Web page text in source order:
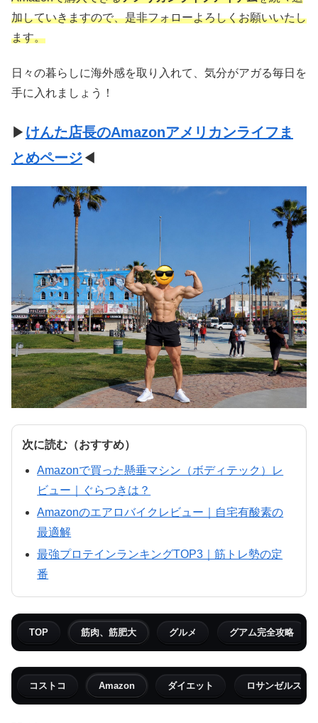
加していきますので、是非フォローよろしくお願いいたし
ます。
日々の暮らしに海外感を取り入れて、気分がアガる毎日を
手に入れましょう！
▶ けんた店長のAmazonアメリカンライフま
とめページ◀
次に読む（おすすめ）
Amazonで買った懸垂マシン（ボディテック）レ
ビュー｜ぐらつきは？
Amazonのエアロバイクレビュー｜自宅有酸素の
最適解
最強プロテインランキングTOP3｜筋トレ勢の定
番
TOP 筋肉、筋肥大 グルメ グアム完全攻略
コストコ Amazon ダイエット ロサンゼルス